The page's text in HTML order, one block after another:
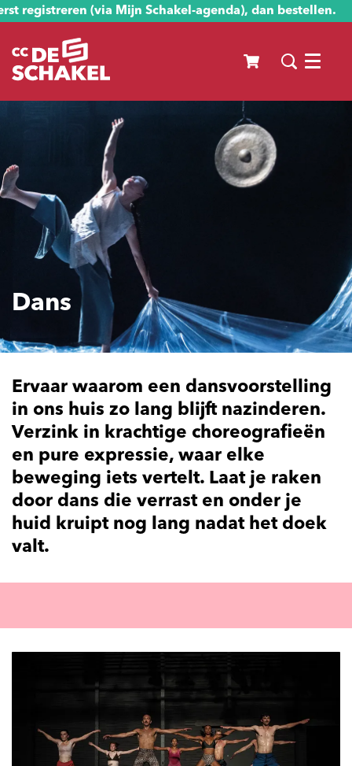
registreren (via Mijn Schakel-agenda), dan bestellen.
Menu
Dans
Ervaar waarom een dansvoorstelling
in ons huis zo lang blijft nazinderen.
Verzink in krachtige choreografieën
en pure expressie, waar elke
beweging iets vertelt. Laat je raken
door dans die verrast en onder je
huid kruipt nog lang nadat het doek
valt.